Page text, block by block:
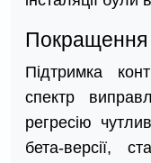
Покращення
Підтримка
спектр
регресію
бета-версії,